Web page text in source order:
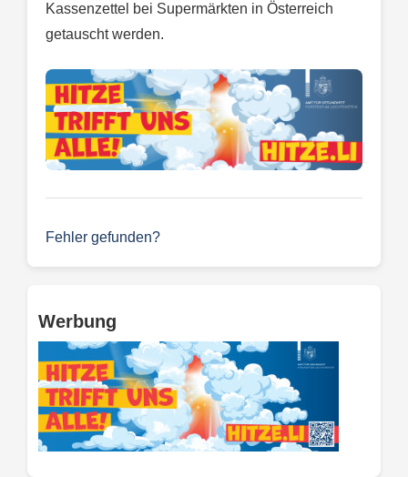
Kassenzettel bei Supermärkten in Österreich
getauscht werden.
Fehler gefunden?
Werbung